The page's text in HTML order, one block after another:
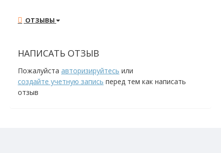
ОТЗЫВЫ
НАПИСАТЬ ОТЗЫВ
Пожалуйста авторизируйтесь или
создайте учетную запись перед тем как написать
отзыв